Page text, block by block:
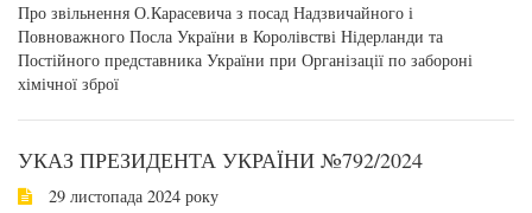
Про звільнення О.Карасевича з посад Надзвичайного і
Повноважного Посла України в Королівстві Нідерланди та
Постійного представника України при Організації по забороні
хімічної зброї
УКАЗ ПРЕЗИДЕНТА УКРАЇНИ №792/2024
29 листопада 2024 року